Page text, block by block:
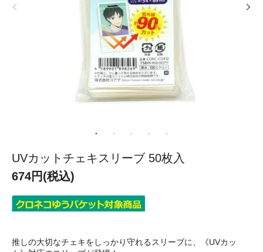
UVカットチェキスリーブ 50枚入
674円(税込)
推しの大切なチェキをしっかり守れるスリーブに、《UVカッ